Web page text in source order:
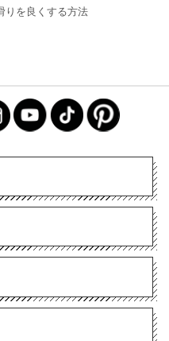
りを良くする方法